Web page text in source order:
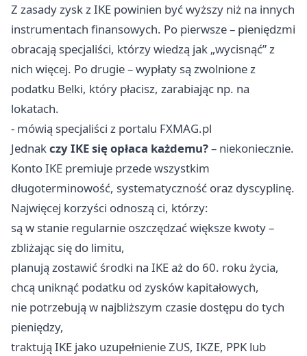
Z zasady zysk z IKE powinien być wyższy niż na innych
instrumentach finansowych. Po pierwsze – pieniędzmi
obracają specjaliści, którzy wiedzą jak „wycisnąć” z
nich więcej. Po drugie – wypłaty są zwolnione z
podatku Belki, który płacisz, zarabiając np. na
lokatach.
- mówią specjaliści z portalu FXMAG.pl
Jednakczy IKE się opłaca każdemu?– niekoniecznie.
Konto IKE premiuje przede wszystkim
długoterminowość, systematyczność oraz dyscyplinę.
Najwięcej korzyści odnoszą ci, którzy:
są w stanie regularnie oszczędzać większe kwoty –
zbliżając się do limitu,
planują zostawić środki na IKE aż do 60. roku życia,
chcą uniknąć podatku od zysków kapitałowych,
nie potrzebują w najbliższym czasie dostępu do tych
pieniędzy,
traktują IKE jako uzupełnienie ZUS, IKZE, PPK lub